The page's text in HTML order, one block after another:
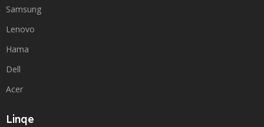
Samsung
Lenovo
Hama
Dell
Acer
Linqe